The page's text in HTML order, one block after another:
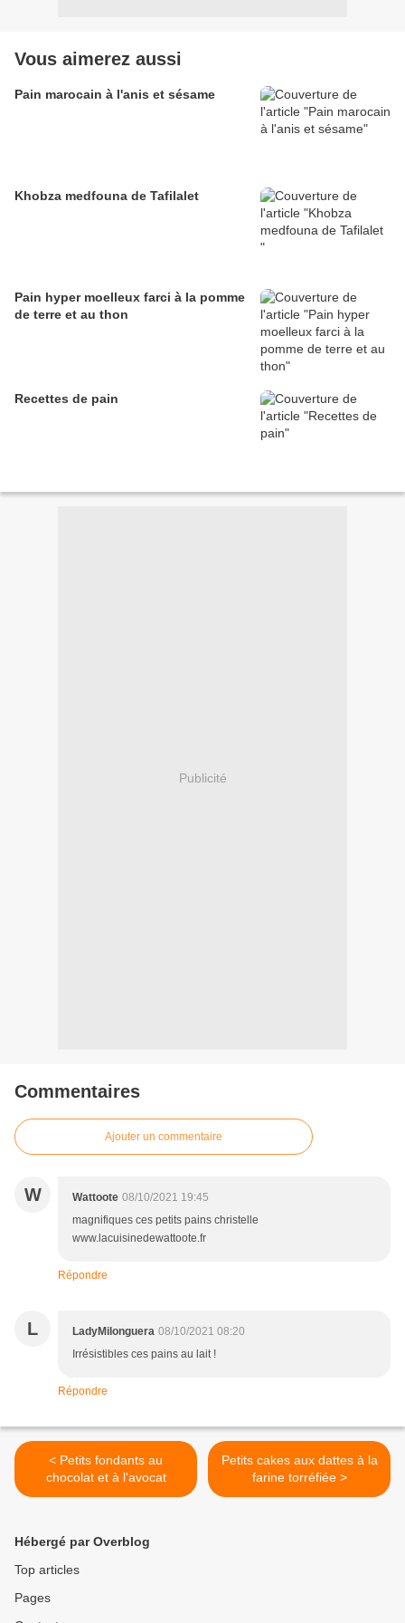
Vous aimerez aussi
Pain marocain à l'anis et sésame
Khobza medfouna de Tafilalet
Pain hyper moelleux farci à la pomme
de terre et au thon
Recettes de pain
Publicité
Commentaires
Ajouter un commentaire
W Wattoote 08/10/2021 19:45
magnifiques ces petits pains christelle
www.lacuisinedewattoote.fr
Répondre
L LadyMilonguera 08/10/2021 08:20
Irrésistibles ces pains au lait !
Répondre
< Petits fondants au
chocolat et à l'avocat
Petits cakes aux dattes à la
farine torréfiée >
Hébergé par Overblog
Top articles
Pages